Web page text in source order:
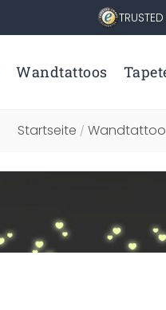
Wandtattoos
Startseite /